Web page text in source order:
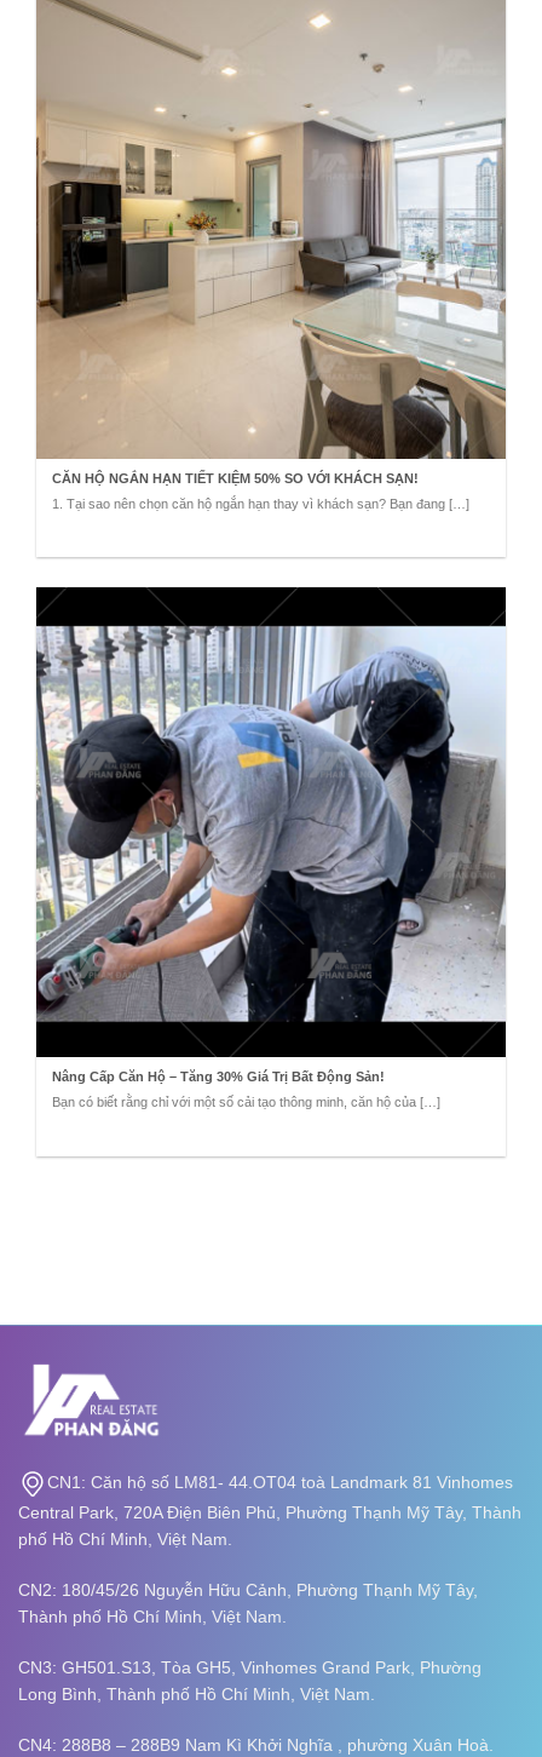
CĂN HỘ NGẮN HẠN TIẾT KIỆM 50% SO VỚI KHÁCH SẠN!
1. Tại sao nên chọn căn hộ ngắn hạn thay vì khách sạn? Bạn đang […]
Nâng Cấp Căn Hộ – Tăng 30% Giá Trị Bất Động Sản!
Bạn có biết rằng chỉ với một số cải tạo thông minh, căn hộ của […]
CN1: Căn hộ số LM81- 44.OT04 toà Landmark 81 Vinhomes
Central Park, 720A Điện Biên Phủ, Phường Thạnh Mỹ Tây, Thành
phố Hồ Chí Minh, Việt Nam.
CN2: 180/45/26 Nguyễn Hữu Cảnh, Phường Thạnh Mỹ Tây,
Thành phố Hồ Chí Minh, Việt Nam.
CN3: GH501.S13, Tòa GH5, Vinhomes Grand Park, Phường
Long Bình, Thành phố Hồ Chí Minh, Việt Nam.
CN4: 288B8 – 288B9 Nam Kì Khởi Nghĩa , phường Xuân Hoà.